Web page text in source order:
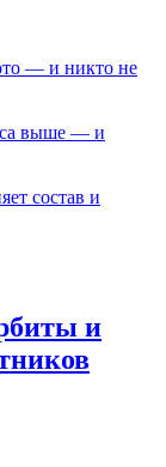
— и никто не
выше — и
состав и
и